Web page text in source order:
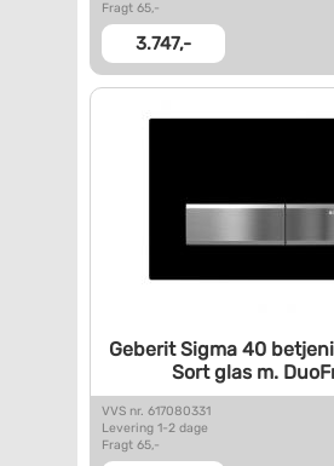
Fragt 65,-
3.747,-
Geberit Sigma 40
Sort glas m.
VVS nr. 617080331
Levering 1-2 dage
Fragt 65,-